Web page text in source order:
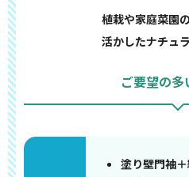
植栽や家庭菜園
活かしたナチュ
ご要望の多
塗り壁門袖